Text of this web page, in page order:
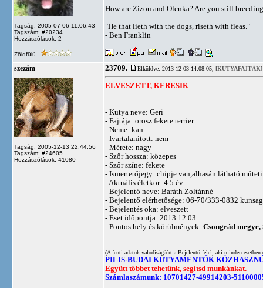
Tagság: 2005-07-06 11:06:43
Tagszám: #20234
Hozzászólások: 2
How are Zizou and Olenka? Are you still
"He that lieth with the dogs, riseth with fleas."
- Ben Franklin
Zöldfülű
szezám
Tagság: 2005-12-13 22:44:56
Tagszám: #24605
Hozzászólások: 41080
23709. Elküldve: 2013-12-03 14:08:05, [KUTYAFAJTÁK]
ELVESZETT, KERESIK
- Kutya neve: Geri
- Fajtája: orosz fekete terrier
- Neme: kan
- Ivartalanított: nem
- Mérete: nagy
- Szőr hossza: közepes
- Szőr színe: fekete
- Ismertetőjegy: chipje van,alhasán látható
- Aktuális életkor: 4.5 év
- Bejelentő neve: Baráth Zoltánné
- Bejelentő elérhetősége: 06-70/333-0832
- Bejelentés oka: elveszett
- Eset időpontja: 2013.12.03
- Pontos hely és körülmények: Csongrád megye,
(A fenti adatok valódiságáért a Bejelentő felel, aki minden
PILIS-BUDAI KUTYAMENTŐK
Együtt többet tehetünk, segítsd munkánkat.
Számlaszámunk: 10701427-49914203-